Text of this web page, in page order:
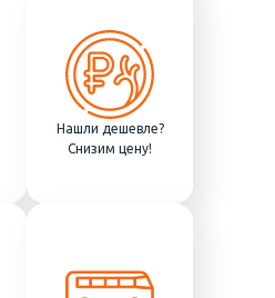
Нашли дешевле?
Снизим цену!